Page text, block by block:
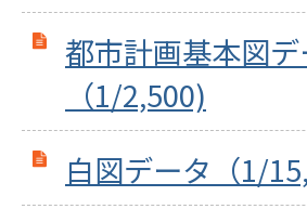
都市計画基本図デ
（1/2,500)
白図データ（1/